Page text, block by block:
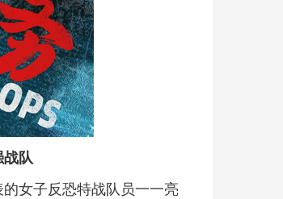
队
女子反恐特战队员一一亮